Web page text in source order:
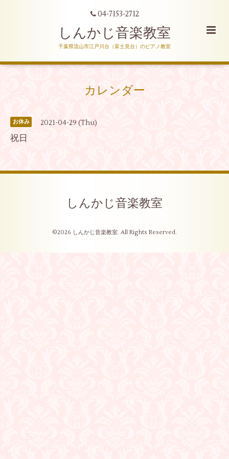
04-7153-2712
しんかじ音楽教室
千葉県流山市江戸川台（富士見台）のピアノ教室
カレンダー
お休み 2021-04-29 (Thu)
祝日
しんかじ音楽教室
©2026 しんかじ音楽教室. All Rights Reserved.